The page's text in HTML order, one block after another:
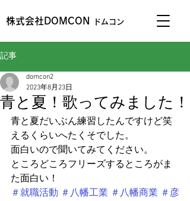
株式会社DOMCON ドムコン
記事
青と夏！歌ってみました！
domcon2
2023年8月23日
青と夏だいぶん練習したんですけど笑
えるくらいへたくそでした。
面白いので聞いてみてください。
ところどころフリーズするところがま
た面白い！
＃就職活動 ＃八幡工業 ＃八幡商業 ＃彦